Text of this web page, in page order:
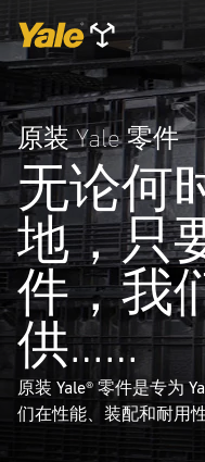
原装 Yale 零件
无论何
地，只
件，我
供……
原装 Yale® 零件是专为
们在性能、装配和耐用